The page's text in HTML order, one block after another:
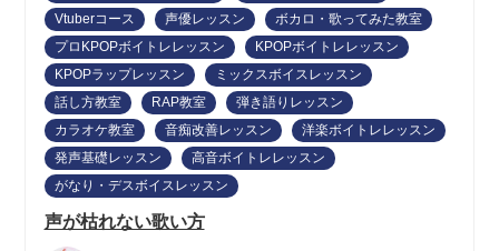
Vtuberコース
声優レッスン
ボカロ・歌ってみた教室
プロKPOPボイトレレッスン
KPOPボイトレレッスン
KPOPラップレッスン
ミックスボイスレッスン
話し方教室
RAP教室
弾き語りレッスン
カラオケ教室
音痴改善レッスン
洋楽ボイトレレッスン
発声基礎レッスン
高音ボイトレレッスン
がなり・デスボイスレッスン
声が枯れない歌い方